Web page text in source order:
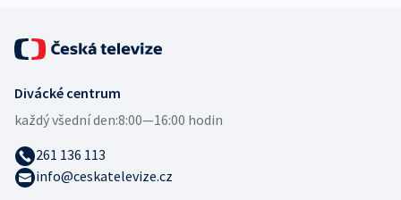
Divácké centrum
každý všední den:8:00—16:00 hodin
261 136 113
info@ceskatelevize.cz